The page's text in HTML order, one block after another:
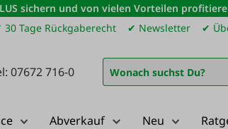
sichern und von vielen Vorteilen
30 Tage Rückgaberecht ✔ Newsletter ✔
07672 716-0
Abverkauf Neu